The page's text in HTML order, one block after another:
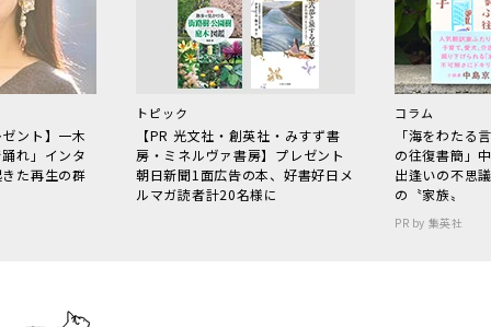
ント】一木
れ」インタ
た再生の群
トピック
【PR 光文社・創英社・みすず書
房・ミネルヴァ書房】プレゼント
朝日新聞1面広告の本、好書好日メ
ルマガ読者計20名様に
コラム
「海をわた
の往復書簡」
出逢いの不思
の〝家族〟
PR by 集英社